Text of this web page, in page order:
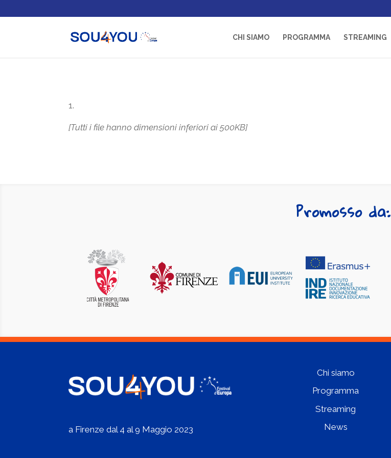
CHI SIAMO PROGRAMMA STREAMING
[Tutti i file hanno dimensioni inferiori ai 500KB]
Promosso da:
a Firenze dal 4 al 9 Maggio 2023
Chi siamo
Programma
Streaming
News